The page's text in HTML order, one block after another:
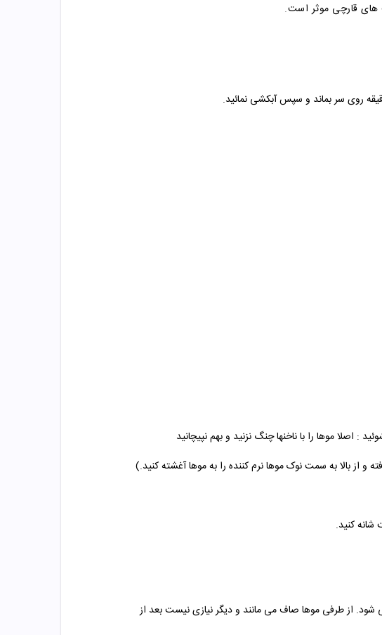
های قارچی موثر است.
شود. از طرفی موها صاف می مانند و دیگر نیازی نیست بعد از